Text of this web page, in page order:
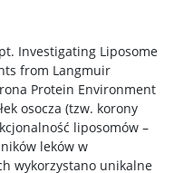
Investigating Liposome
from Langmuir
Protein Environment
osocza (tzw. korony
liposomów –
leków w
wykorzystano unikalne